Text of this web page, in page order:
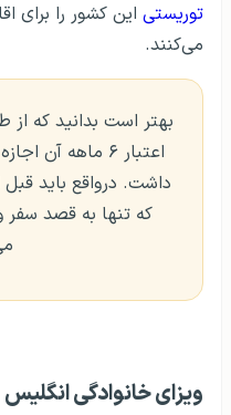
توریستی این کشور را برای
می‌کنند.
بهتر است بدانید که از
اعتبار ۶ ماهه
داشت. درواقع باید قبل
که تنها به قصد سفر
ویزای خانوادگی انگلیس